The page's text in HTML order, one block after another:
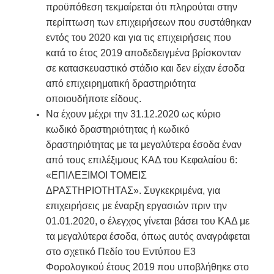
προϋπόθεση τεκμαίρεται ότι πληρούται στην
περίπτωση των επιχειρήσεων που συστάθηκαν
εντός του 2020 και για τις επιχειρήσεις που
κατά το έτος 2019 αποδεδειγμένα βρίσκονταν
σε κατασκευαστικό στάδιο και δεν είχαν έσοδα
από επιχειρηματική δραστηριότητα
οποιουδήποτε είδους.
Να έχουν μέχρι την 31.12.2020 ως κύριο
κωδικό δραστηριότητας ή κωδικό
δραστηριότητας με τα μεγαλύτερα έσοδα έναν
από τους επιλέξιμους ΚΑΔ του Κεφαλαίου 6:
«ΕΠΙΛΕΞΙΜΟΙ ΤΟΜΕΙΣ
ΔΡΑΣΤΗΡΙΟΤΗΤΑΣ». Συγκεκριμένα, για
επιχειρήσεις με έναρξη εργασιών πριν την
01.01.2020, ο έλεγχος γίνεται βάσει του ΚΑΔ με
τα μεγαλύτερα έσοδα, όπως αυτός αναγράφεται
στο σχετικό Πεδίο του Εντύπου Ε3
Φορολογικού έτους 2019 που υποβλήθηκε στο